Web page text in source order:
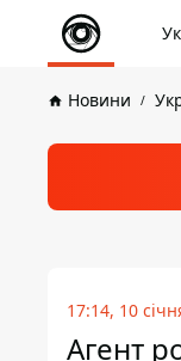
Новини
17:14, 10
Агент